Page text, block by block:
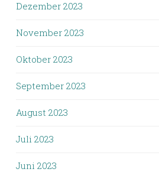
Dezember 2023
November 2023
Oktober 2023
September 2023
August 2023
Juli 2023
Juni 2023